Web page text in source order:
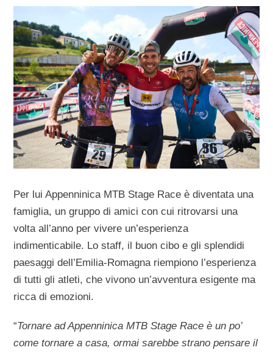
Per lui Appenninica MTB Stage Race è diventata una
famiglia, un gruppo di amici con cui ritrovarsi una
volta all’anno per vivere un’esperienza
indimenticabile. Lo staff, il buon cibo e gli splendidi
paesaggi dell’Emilia-Romagna riempiono l’esperienza
di tutti gli atleti, che vivono un’avventura esigente ma
ricca di emozioni.
“Tornare ad Appenninica MTB Stage Race è un po’
come tornare a casa, ormai sarebbe strano pensare il